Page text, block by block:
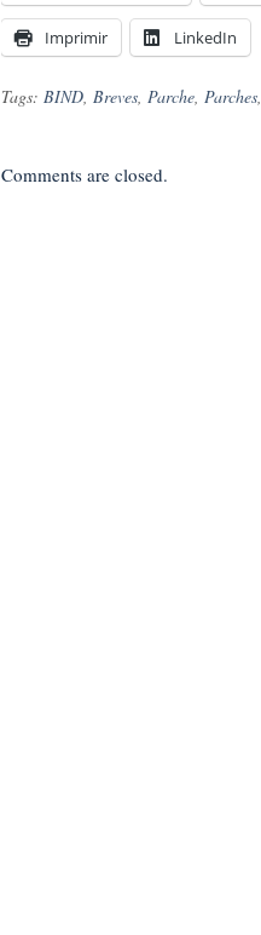
Imprimir LinkedIn
Tags: BIND, Breves, Parche, Parches,
Comments are closed.